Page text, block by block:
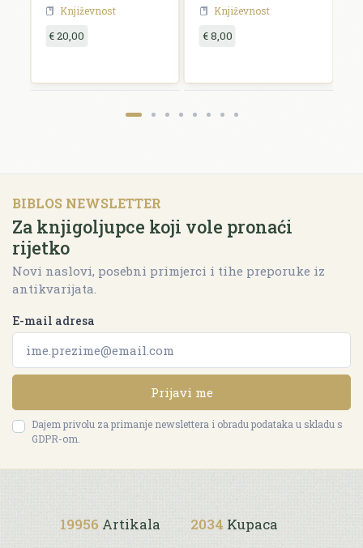
Književnost
€ 20,00
Književnost
€ 8,00
BIBLOS NEWSLETTER
Za knjigoljupce koji vole pronaći
rijetko
Novi naslovi, posebni primjerci i tihe preporuke iz
antikvarijata.
E-mail adresa
Prijavi me
Dajem privolu za primanje newslettera i obradu podataka u skladu s
GDPR-om.
19956 Artikala 2034 Kupaca